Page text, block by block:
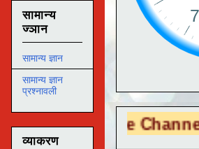
Tube Channel लाभेट
सामान्य
ज्ञान
सामान्य ज्ञान
सामान्य ज्ञान
प्रश्नावली
व्याकरण